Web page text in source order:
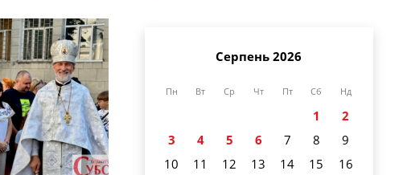
Серпень 2026
Пн Вт Ср Чт Пт Сб Нд
1
2
3
4 5 6 7 8
9
10
11 12 13 14 15
16